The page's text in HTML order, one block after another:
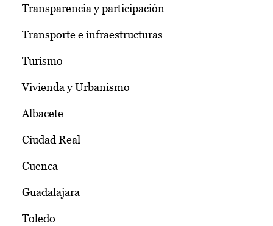
Transparencia y participación
Transporte e infraestructuras
Turismo
Vivienda y Urbanismo
Albacete
Ciudad Real
Cuenca
Guadalajara
Toledo